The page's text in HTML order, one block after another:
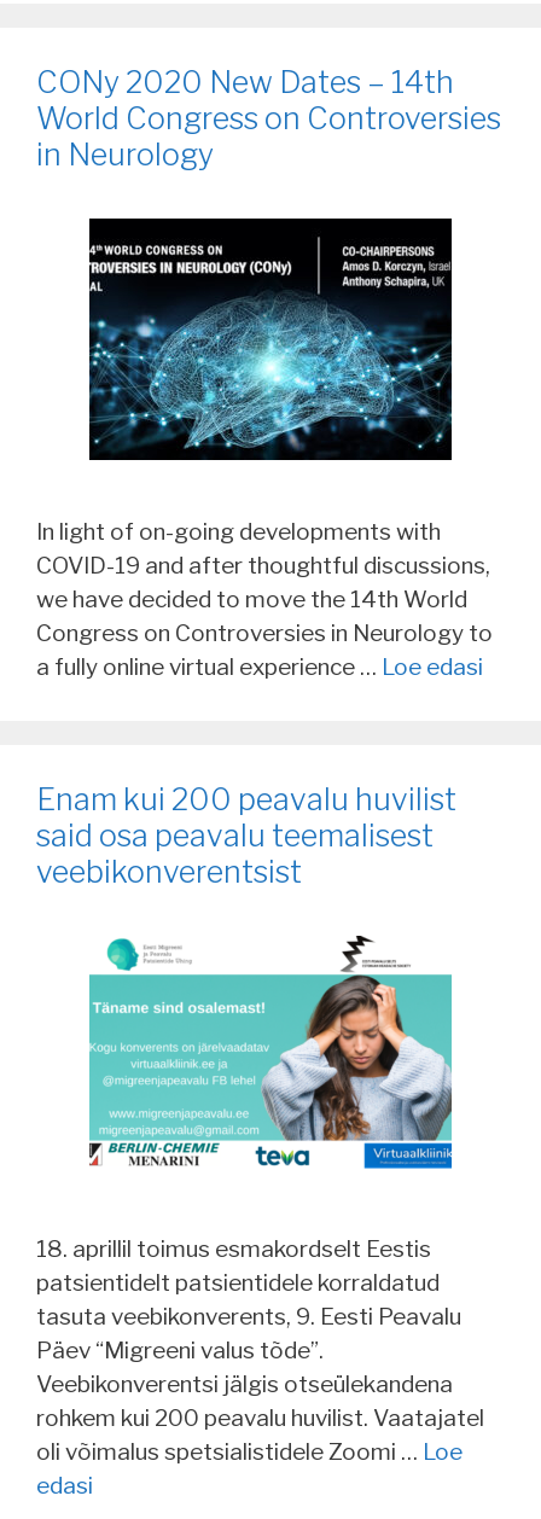
CONy 2020 New Dates – 14th
World Congress on Controversies
in Neurology
In light of on-going developments with
COVID-19 and after thoughtful discussions,
we have decided to move the 14th World
Congress on Controversies in Neurology to
a fully online virtual experience … Loe edasi
Enam kui 200 peavalu huvilist
said osa peavalu teemalisest
veebikonverentsist
18. aprillil toimus esmakordselt Eestis
patsientidelt patsientidele korraldatud
tasuta veebikonverents, 9. Eesti Peavalu
Päev “Migreeni valus tõde”.
Veebikonverentsi jälgis otseülekandena
rohkem kui 200 peavalu huvilist. Vaatajatel
oli võimalus spetsialistidele Zoomi … Loe
edasi